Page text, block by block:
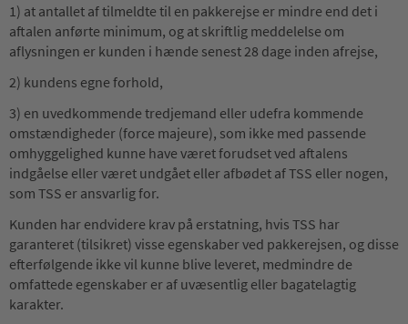
1) at antallet af tilmeldte til en pakkerejse er mindre end det i
aftalen anførte minimum, og at skriftlig meddelelse om
aflysningen er kunden i hænde senest 28 dage inden afrejse,
2) kundens egne forhold,
3) en uvedkommende tredjemand eller udefra kommende
omstændigheder (force majeure), som ikke med passende
omhyggelighed kunne have været forudset ved aftalens
indgåelse eller været undgået eller afbødet af TSS eller nogen,
som TSS er ansvarlig for.
Kunden har endvidere krav på erstatning, hvis TSS har
garanteret (tilsikret) visse egenskaber ved pakkerejsen, og disse
efterfølgende ikke vil kunne blive leveret, medmindre de
omfattede egenskaber er af uvæsentlig eller bagatelagtig
karakter.